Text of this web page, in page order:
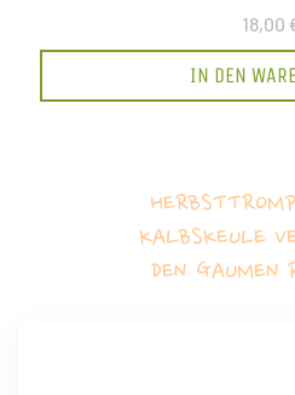
18,00
IN DEN
KALBSKEULE
DEN GAUMEN